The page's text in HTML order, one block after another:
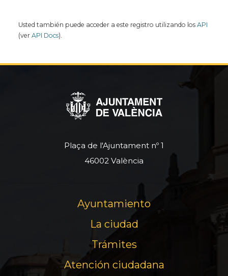
Usted también puede acceder a este registro utilizando los API
(ver API Docs).
Plaça de l'Ajuntament nº 1
46002 València
Ayuntamiento
La ciudad
Trámites
Atención ciudadana